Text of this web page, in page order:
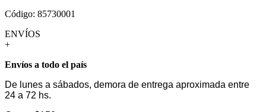
Código: 85730001
ENVÍOS
+
Envíos a todo el país
De lunes a sábados, demora de entrega aproximada entre
24 a 72 hs.